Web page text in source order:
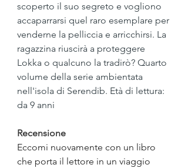
scoperto il suo segreto e vogliono
accaparrarsi quel raro esemplare per
venderne la pelliccia e arricchirsi. La
ragazzina riuscirà a proteggere
Lokka o qualcuno la tradirò? Quarto
volume della serie ambientata
nell'isola di Serendib. Età di lettura:
da 9 anni
Recensione
Eccomi nuovamente con un libro
che porta il lettore in un viaggio